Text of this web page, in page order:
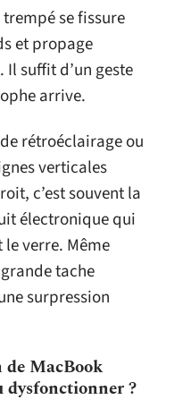
trempé se fissure
et propage
suffit d’un geste
arrive.
rétroéclairage ou
verticales
c’est souvent la
électronique qui
verre. Même
tache
surpression
MacBook
dysfonctionner ?